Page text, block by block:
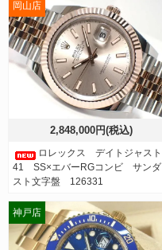
2,848,000円(税込)
ロレックス デイトジャスト
41 SS×エバーRGコンビ サンダ
スト文字盤 126331
岡山店
神戸店